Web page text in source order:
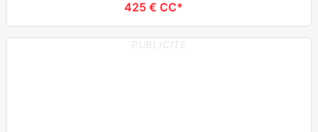
425 € CC*
PUBLICITE